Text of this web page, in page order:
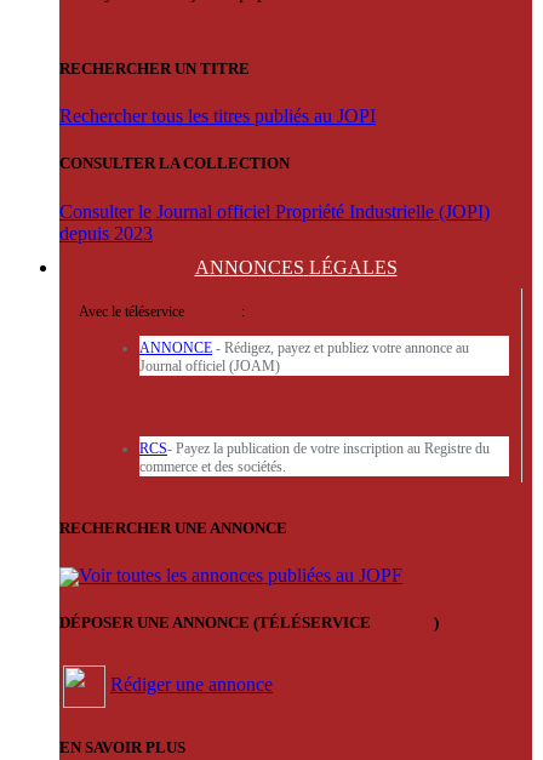
RECHERCHER UN TITRE
Rechercher tous les titres publiés au JOPI
CONSULTER LA COLLECTION
Consulter le Journal officiel Propriété Industrielle (JOPI)
depuis 2023
ANNONCES LÉGALES
Avec le téléservice :
ANNONCE - Rédigez, payez et publiez votre annonce au
Journal officiel (JOAM)
RCS- Payez la publication de votre inscription au Registre du
commerce et des sociétés.
RECHERCHER UNE ANNONCE
Voir toutes les annonces publiées au JOPF
DÉPOSER UNE ANNONCE (TÉLÉSERVICE )
Rédiger une annonce
EN SAVOIR PLUS